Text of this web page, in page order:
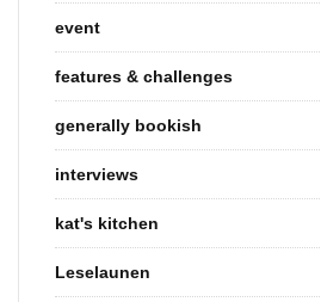
event
features & challenges
generally bookish
interviews
kat's kitchen
Leselaunen